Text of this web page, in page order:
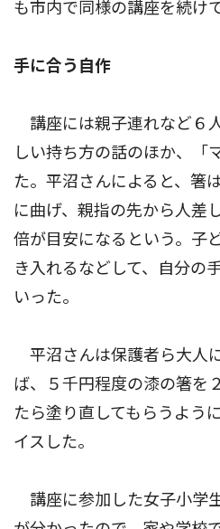
も市内で同様の講座を続け
手に合う自作
講座には親子連れなど６
しい持ち方の話のほか、「
た。平沼さんによると、箸
に曲げ、親指の先から人差
倍が目安になるという。子
き入れるなどして、自分の
いった。
平沼さんは保護者ら大人
ば、５千円程度の漆の箸を
たら塗り直してもらうよう
イスした。
講座に参加した女子小学